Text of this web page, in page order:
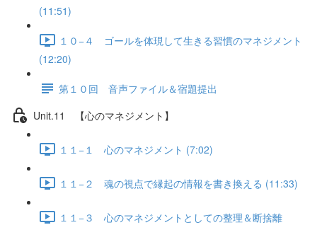
(11:51)
１０−４ ゴールを体現して生きる習慣のマネジメント
(12:20)
第１０回 音声ファイル＆宿題提出
Unit.11 【心のマネジメント】
１１−１ 心のマネジメント (7:02)
１１−２ 魂の視点で縁起の情報を書き換える (11:33)
１１−３ 心のマネジメントとしての整理＆断捨離